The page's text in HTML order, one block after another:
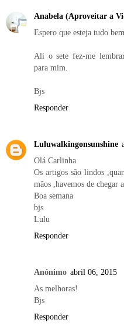
Anabela (Aproveitar a
Espero que esteja tudo
Ali o sete fez-me
para mim.
Bjs
Responder
Luluwalkingonsunshine
Olá Carlinha
Os artigos são lindos
mãos ,havemos de chegar
Boa semana
bjs
Lulu
Responder
Anónimo abril 06, 2015
As melhoras!
Bjs
Responder